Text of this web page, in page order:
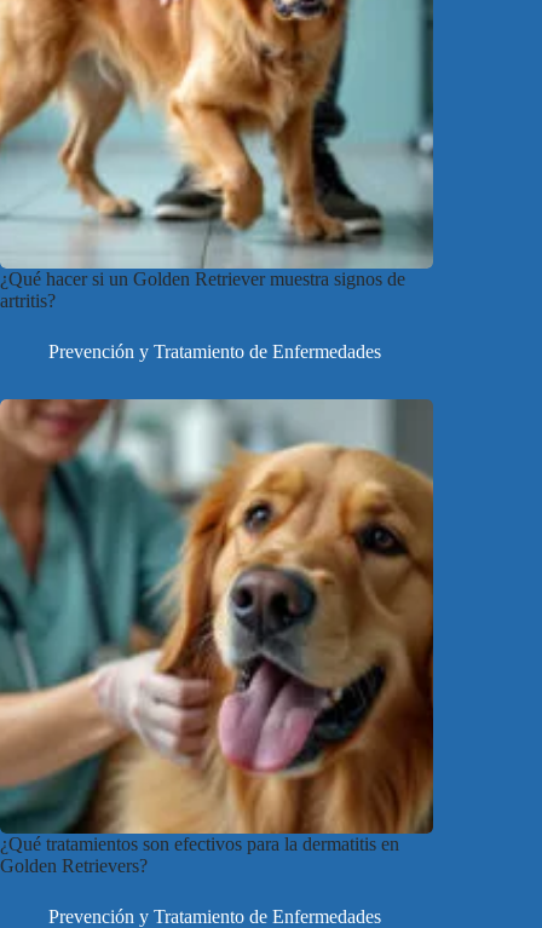
¿Qué hacer si un Golden Retriever muestra signos de
artritis?
Prevención y Tratamiento de Enfermedades
¿Qué tratamientos son efectivos para la dermatitis en
Golden Retrievers?
Prevención y Tratamiento de Enfermedades